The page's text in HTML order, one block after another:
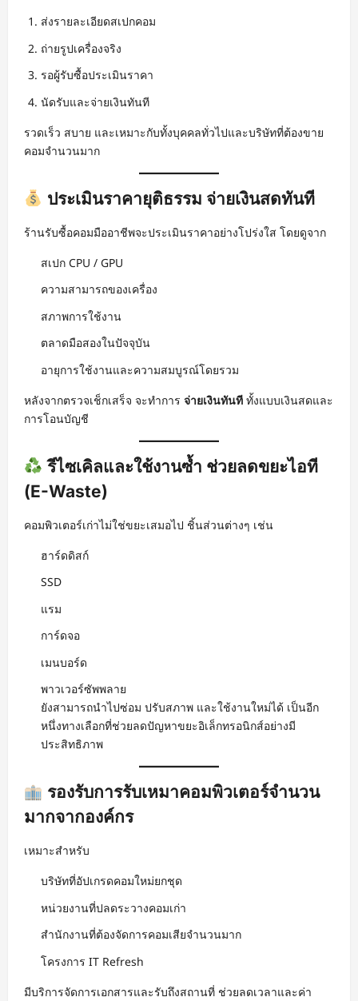
ส่งรายละเอียดสเปกคอม
ถ่ายรูปเครื่องจริง
รอผู้รับซื้อประเมินราคา
นัดรับและจ่ายเงินทันที
รวดเร็ว สบาย และเหมาะกับทั้งบุคคลทั่วไปและบริษัทที่ต้องขาย
คอมจำนวนมาก
ประเมินราคายุติธรรม จ่ายเงินสดทันที
ร้านรับซื้อคอมมืออาชีพจะประเมินราคาอย่างโปร่งใส โดยดูจาก
สเปก CPU / GPU
ความสามารถของเครื่อง
สภาพการใช้งาน
ตลาดมือสองในปัจจุบัน
อายุการใช้งานและความสมบูรณ์โดยรวม
หลังจากตรวจเช็กเสร็จ จะทำการ จ่ายเงินทันที ทั้งแบบเงินสดและ
การโอนบัญชี
รีไซเคิลและใช้งานซ้ำ ช่วยลดขยะไอที
(E-Waste)
คอมพิวเตอร์เก่าไม่ใช่ขยะเสมอไป ชิ้นส่วนต่างๆ เช่น
ฮาร์ดดิสก์
SSD
แรม
การ์ดจอ
เมนบอร์ด
พาวเวอร์ซัพพลาย
ยังสามารถนำไปซ่อม ปรับสภาพ และใช้งานใหม่ได้ เป็นอีก
หนึ่งทางเลือกที่ช่วยลดปัญหาขยะอิเล็กทรอนิกส์อย่างมี
ประสิทธิภาพ
รองรับการรับเหมาคอมพิวเตอร์จำนวน
มากจากองค์กร
เหมาะสำหรับ
บริษัทที่อัปเกรดคอมใหม่ยกชุด
หน่วยงานที่ปลดระวางคอมเก่า
สำนักงานที่ต้องจัดการคอมเสียจำนวนมาก
โครงการ IT Refresh
มีบริการจัดการเอกสารและรับถึงสถานที่ ช่วยลดเวลาและค่า